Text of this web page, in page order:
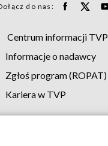
do nas:
Centrum informacji TVP
Informacje o nadawcy
Zgłoś program (ROPAT)
Kariera w TVP